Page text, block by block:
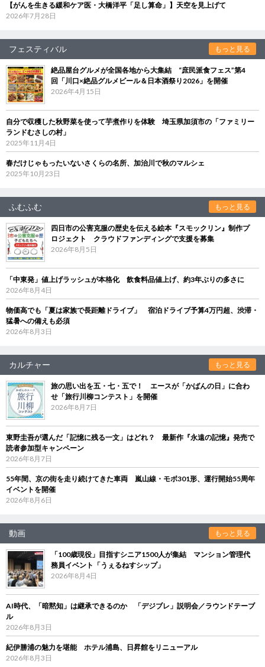
【がんを生きる緩和ケア医・大橋洋平「足し算命」】天空を見上げて
2026年7月28日
フェスティバル もっと見る
絶品屋台グルメが全国各地から大集結 “庶民派食フェス”第4
回「川口×絶品グルメビール＆日本酒祭り2026」を開催
2026年4月15日
自分で収穫した秋野菜を使って芋煮作りを体験 埼玉県加須市の「ファミリー
ランドむさしの村」
2025年11月4日
春だけじゃもったいないさくらの名所、加治川で秋のマルシェ
2025年10月23日
ふむふむ もっと見る
四日市の公害克服の歴史を伝える絵本『スモックリン』制作プ
ロジェクト クラウドファンディングで支援を募集
2026年8月5日
「中東発」値上げラッシュが本格化 飲食料品値上げ、約3年ぶりの多さに
2026年8月4日
物価高でも「夏は家族で長距離ドライブ」 宿泊ドライブ予算4万円超、渋滞・
猛暑への備えも必須
2026年8月3日
カルチャー もっと見る
旅の思い出を五・七・五で！ エースが「かばんの日」に合わ
せ「旅行川柳コンテスト」を開催
2026年8月7日
東野圭吾が選んだ「記憶に残る一文」はどれ？ 最新作『永遠の記憶』発売で
読者参加型キャンペーン
2026年8月7日
55年間、京の街を走り続けてきた車両 嵐山線・モボ301形、運行開始55周年
イベントを開催
2026年8月6日
動画 もっと見る
「100歳現役」目指すシニア1500人が集結 マンション管理代
務員イベント「うぇるねすシップ」
2026年8月4日
AI時代、「暗黙知」は継承できるのか 「デジブレ」説明会／ラウンドテーブ
ル
2026年8月3日
紀伊勝浦の魅力を堪能 ホテル浦島、日昇館をリニューアル
2026年8月3日